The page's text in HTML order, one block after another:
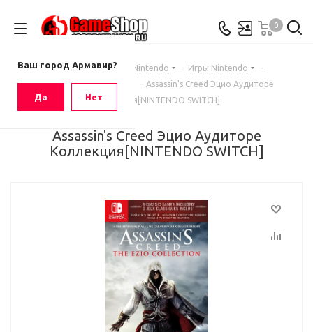
Ваш город Армавир?
Да Нет
0
Главная - Каталог Nintendo - Игры Nintendo
-
Игры Nintendo Switch
- Assassin's Creed Эцио Аудиторе
Коллекция[NINTENDO SWITCH]
Assassin's Creed Эцио Аудиторе
Коллекция[NINTENDO SWITCH]